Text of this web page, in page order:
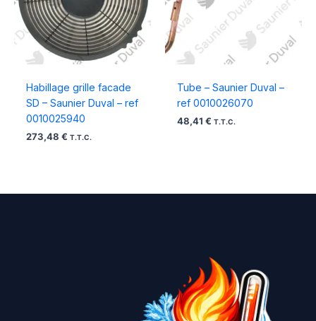
Habillage grille facade
SD – Saunier Duval – ref
0010025940
273,48 € T.T.C.
Tube – Saunier Duval –
ref 0010026070
48,41 € T.T.C.